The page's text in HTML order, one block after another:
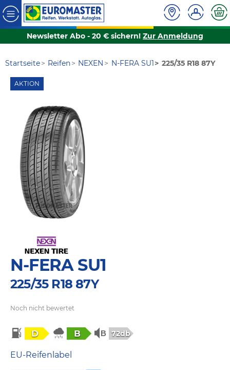
Newsletter Abo - 20 € sichern! Zur Anmeldung
Startseite Reifen NEXEN N-FERA SU1 225/35 R18 87Y
AKTION
N-FERA SU1
225/35 R18 87Y
Noch nicht bewertet
D B 72db
EU-Reifenlabel